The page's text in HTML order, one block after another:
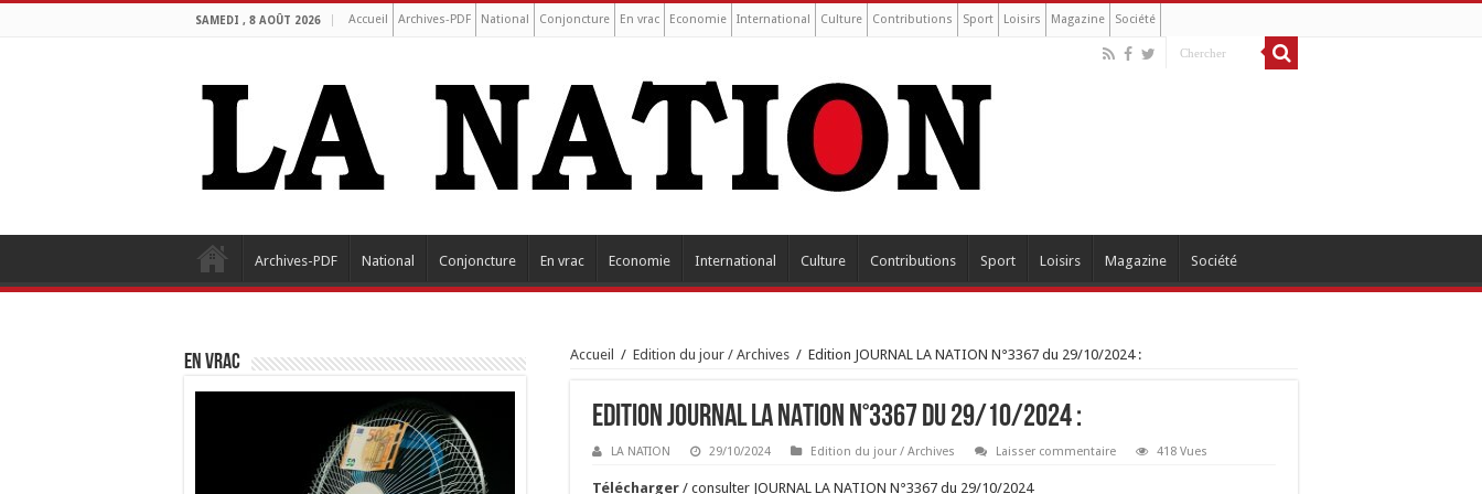
SAMEDI , 8 AOÛT 2026 Accueil Archives-PDF National Conjoncture En vrac Economie International Culture Contributions Sport Loisirs Magazine Société
Archives-PDF National Conjoncture En vrac Economie International Culture Contributions Sport Loisirs Magazine Société
Accueil / Edition du jour / Archives / Edition JOURNAL LA NATION N°3367 du 29/10/2024 :
Edition JOURNAL LA NATION N°3367 du 29/10/2024 :
LA NATION 29/10/2024 Edition du jour / Archives Laisser commentaire 418 Vues
Tél écharger / consulter JOURNAL LA NATION N°3367 du 29/10/2024
EN VRAC